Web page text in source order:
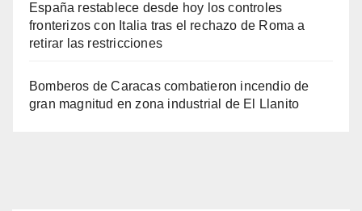
España restablece desde hoy los controles
fronterizos con Italia tras el rechazo de Roma a
retirar las restricciones
Bomberos de Caracas combatieron incendio de
gran magnitud en zona industrial de El Llanito